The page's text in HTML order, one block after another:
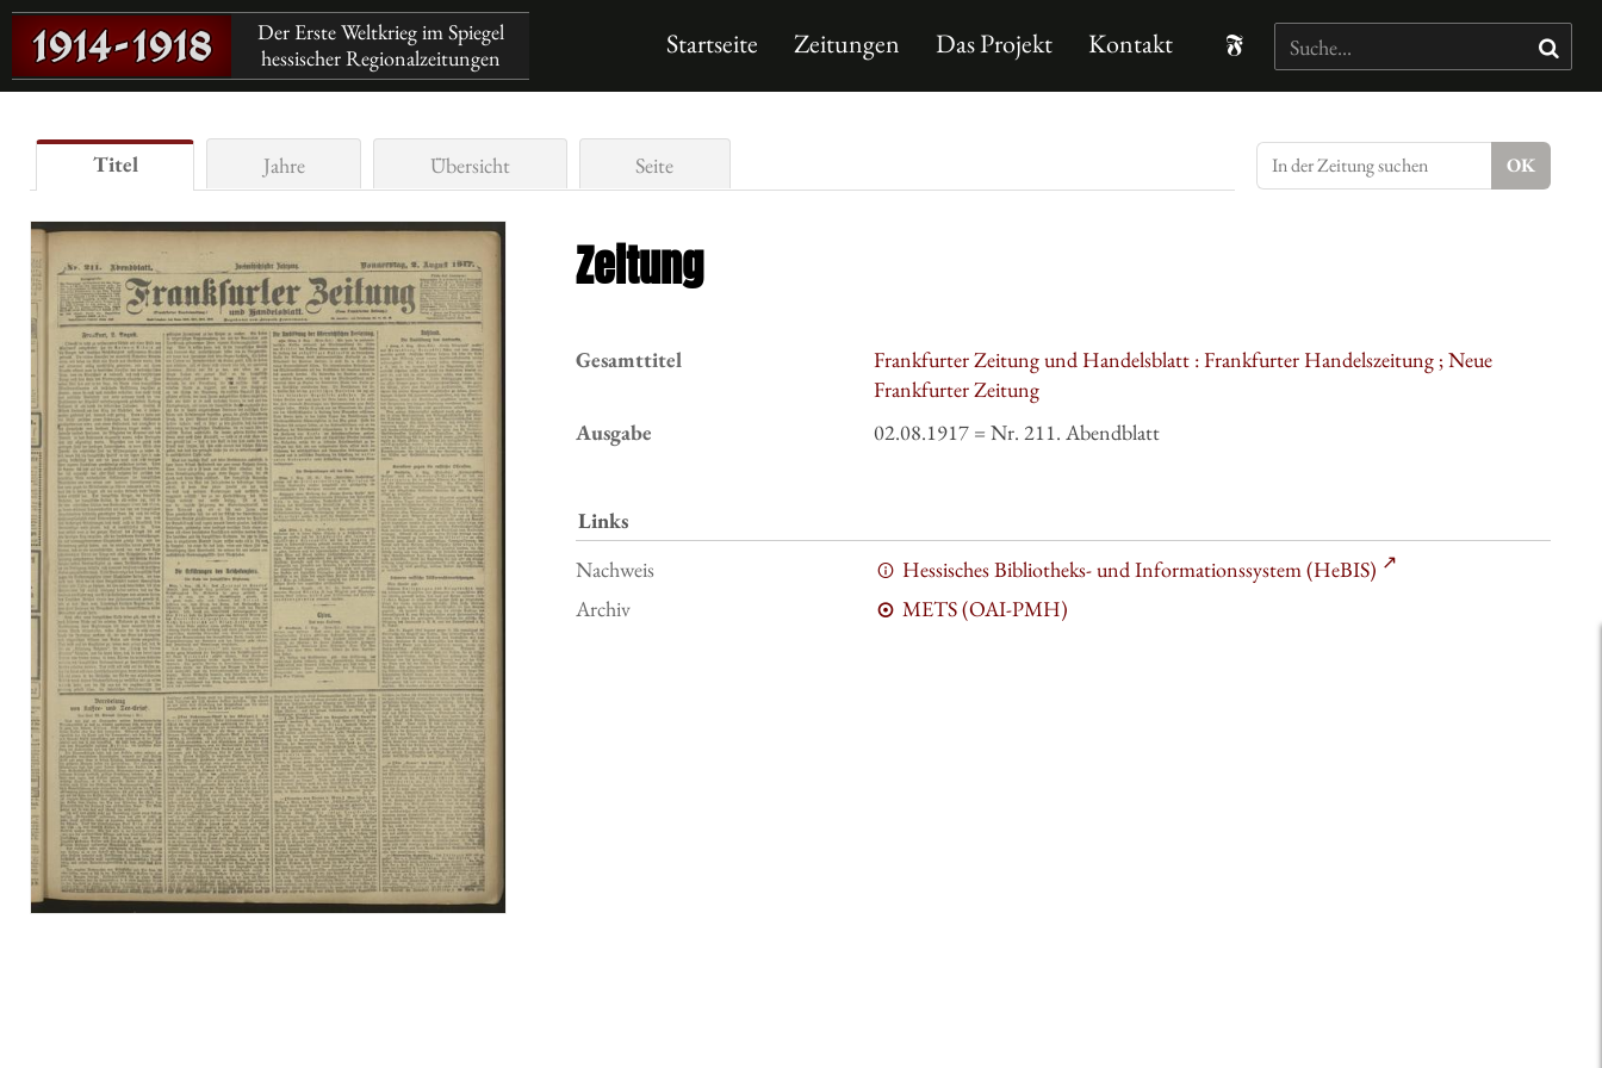
Der Erste Weltkrieg im Spiegel
hessischer Regionalzeitungen
Startseite Zeitungen Das Projekt Kontakt
Titel Jahre Übersicht Seite
Zeitung
Gesamttitel
Frankfurter Zeitung und Handelsblatt : Frankfurter Handelszeitung ; Neue
Frankfurter Zeitung
Ausgabe
02.08.1917 = Nr. 211. Abendblatt
Links
Nachweis
Hessisches Bibliotheks- und Informationssystem (HeBIS)
Archiv
METS (OAI-PMH)